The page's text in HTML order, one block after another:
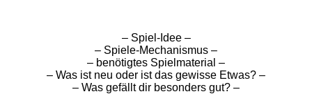
– Spiel-Idee –
– Spiele-Mechanismus –
– benötigtes Spielmaterial –
– Was ist neu oder ist das gewisse Etwas? –
– Was gefällt dir besonders gut? –